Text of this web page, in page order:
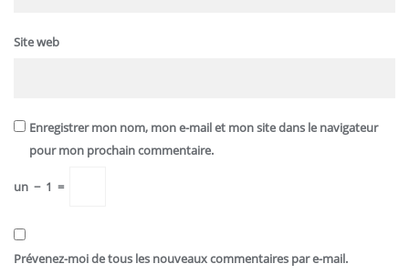
Site web
Enregistrer mon nom, mon e-mail et mon site dans le navigateur
pour mon prochain commentaire.
un − 1 =
Prévenez-moi de tous les nouveaux commentaires par e-mail.